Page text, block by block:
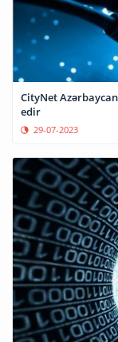
CityNet
edir
29-07-2023